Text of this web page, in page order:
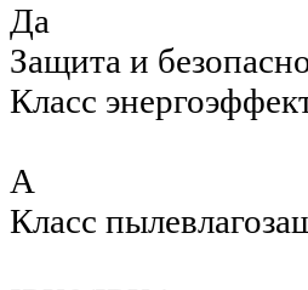
Да
Защита и
Класс
A
Класс